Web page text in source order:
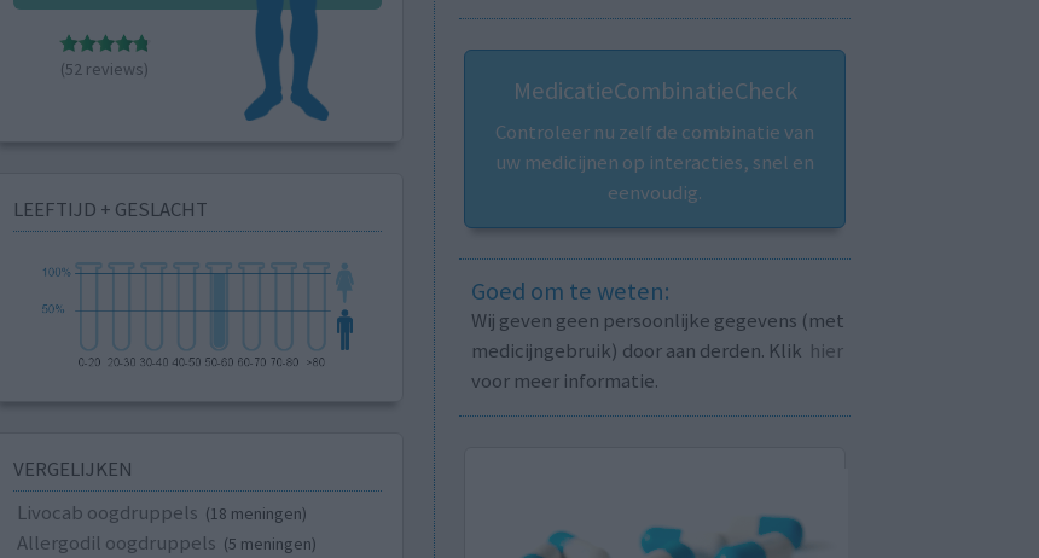
(52 reviews)
LEEFTIJD + GESLACHT
VERGELIJKEN
Livocab oogdruppels (18 meningen)
Allergodil oogdruppels (5 meningen)
MedicatieCombinatieCheck
Controleer nu zelf de combinatie van
uw medicijnen op interacties, snel en
eenvoudig.
Goed om te weten:
Wij geven geen persoonlijke gegevens (met
medicijngebruik) door aan derden. Klik hier
voor meer informatie.